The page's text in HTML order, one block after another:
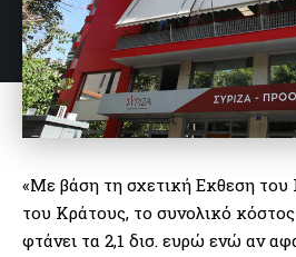
«Με βάση τη σχετική Εκθεση του
του Κράτους, το συνολικό
φτάνει τα 2,1 δισ. ευρώ ενώ αν